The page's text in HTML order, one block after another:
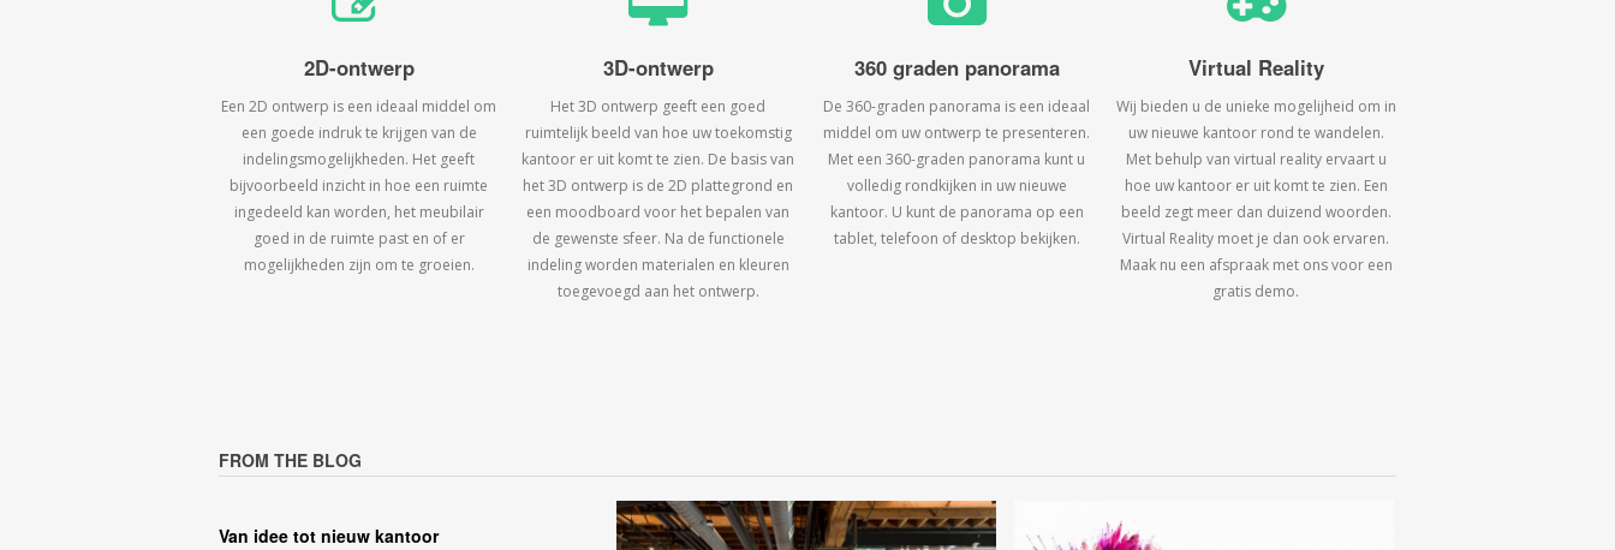
2D-ontwerp
Een 2D ontwerp is een ideaal middel om
een goede indruk te krijgen van de
indelingsmogelijkheden. Het geeft
bijvoorbeeld inzicht in hoe een ruimte
ingedeeld kan worden, het meubilair
goed in de ruimte past en of er
mogelijkheden zijn om te groeien.
3D-ontwerp
Het 3D ontwerp geeft een goed
ruimtelijk beeld van hoe uw toekomstig
kantoor er uit komt te zien. De basis van
het 3D ontwerp is de 2D plattegrond en
een moodboard voor het bepalen van
de gewenste sfeer. Na de functionele
indeling worden materialen en kleuren
toegevoegd aan het ontwerp.
360 graden panorama
De 360-graden panorama is een ideaal
middel om uw ontwerp te presenteren.
Met een 360-graden panorama kunt u
volledig rondkijken in uw nieuwe
kantoor. U kunt de panorama op een
tablet, telefoon of desktop bekijken.
Virtual Reality
Wij bieden u de unieke mogelijheid om in
uw nieuwe kantoor rond te wandelen.
Met behulp van virtual reality ervaart u
hoe uw kantoor er uit komt te zien. Een
beeld zegt meer dan duizend woorden.
Virtual Reality moet je dan ook ervaren.
Maak nu een afspraak met ons voor een
gratis demo.
FROM THE BLOG
Van idee tot nieuw kantoor